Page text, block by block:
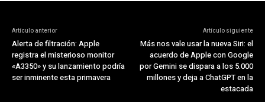
Artículo anterior
Alerta de filtración: Apple
registra el misterioso monitor
«A3350» y su lanzamiento podría
ser inminente esta primavera
Artículo siguiente
Más nos vale usar la nueva Siri: el
acuerdo de Apple con Google
por Gemini se dispara a los 5.000
millones y deja a ChatGPT en la
estacada